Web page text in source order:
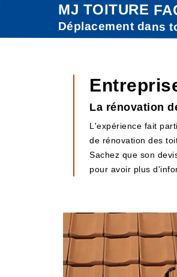
MJ TOITURE
Déplacement dans
La rénovation
L'expérience fait
de rénovation des
Sachez que son
pour avoir plus